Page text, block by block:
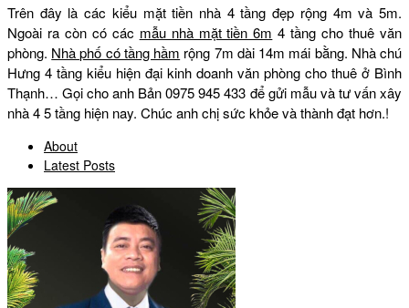
Trên đây là các kiểu mặt tiền nhà 4 tầng đẹp rộng 4m và 5m.
Ngoài ra còn có các mẫu nhà mặt tiền 6m 4 tầng cho thuê văn
phòng. Nhà phố có tầng hầm rộng 7m dài 14m mái bằng. Nhà chú
Hưng 4 tầng kiểu hiện đại kinh doanh văn phòng cho thuê ở Bình
Thạnh… Gọi cho anh Bản 0975 945 433 để gửi mẫu và tư vấn xây
nhà 4 5 tầng hiện nay. Chúc anh chị sức khỏe và thành đạt hơn.!
About
Latest Posts